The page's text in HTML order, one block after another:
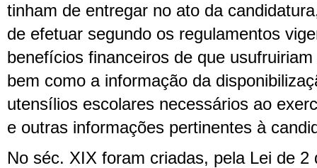
tinham de entregar no ato da
de efetuar segundo os regulamentos
benefícios financeiros de que
bem como a informação da
utensílios escolares necessários ao
e outras informações pertinentes à
No séc. XIX foram criadas, pela Lei de 2